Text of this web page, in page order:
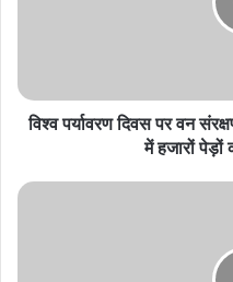
उठे
सवाल:
भूमि
विश्व पर्यावरण दिवस पर वन
में हजारों
अवैध